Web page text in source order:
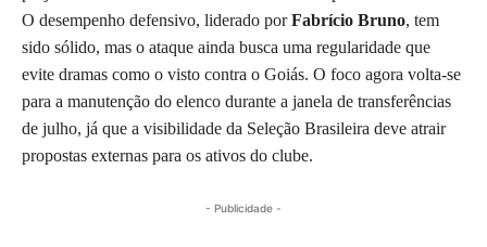
O desempenho defensivo, liderado porFabrício Bruno, tem
sido sólido, mas o ataque ainda busca uma regularidade que
evite dramas como o visto contra o Goiás. O foco agora volta-se
para a manutenção do elenco durante a janela de transferências
de julho, já que a visibilidade da Seleção Brasileira deve atrair
propostas externas para os ativos do clube.
- Publicidade -